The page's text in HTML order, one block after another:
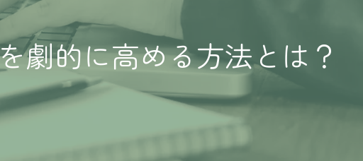
完璧な下地処理
アフターフォロー・定期点検
劇的に高める方法とは？